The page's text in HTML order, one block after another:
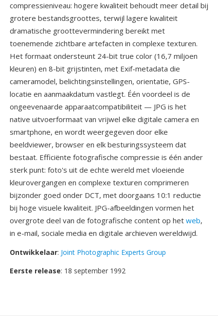
compressieniveau: hogere kwaliteit behoudt meer detail bij
grotere bestandsgroottes, terwijl lagere kwaliteit
dramatische groottevermindering bereikt met
toenemende zichtbare artefacten in complexe texturen.
Het formaat ondersteunt 24-bit true color (16,7 miljoen
kleuren) en 8-bit grijstinten, met Exif-metadata die
cameramodel, belichtingsinstellingen, orientatie, GPS-
locatie en aanmaakdatum vastlegt. Één voordeel is de
ongeevenaarde apparaatcompatibiliteit — JPG is het
native uitvoerformaat van vrijwel elke digitale camera en
smartphone, en wordt weergegeven door elke
beeldviewer, browser en elk besturingssysteem dat
bestaat. Efficiënte fotografische compressie is één ander
sterk punt: foto's uit de echte wereld met vloeiende
kleurovergangen en complexe texturen comprimeren
bijzonder goed onder DCT, met doorgaans 10:1 reductie
bij hoge visuele kwaliteit. JPG-afbeeldingen vormen het
overgrote deel van de fotografische content op het web,
in e-mail, sociale media en digitale archieven wereldwijd.
Ontwikkelaar: Joint Photographic Experts Group
Eerste release: 18 september 1992